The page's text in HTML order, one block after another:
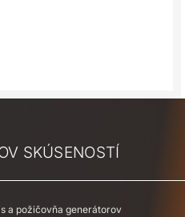
SKÚSENOSTÍ
a požičovňa generátorov